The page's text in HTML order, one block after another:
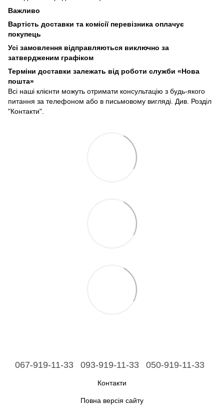
Важливо
Вартість доставки та комісії перевізника оплачує
покупець
Усі замовлення відправляються виключно за
затвердженим графіком
Терміни доставки залежать від роботи служби «Нова
пошта»
Всі наші клієнти можуть отримати консультацію з будь-якого
питання за телефоном або в письмовому вигляді. Див. Розділ
"Контакти".
067-919-11-33 093-919-11-33 050-919-11-33
Контакти
Повна версія сайту